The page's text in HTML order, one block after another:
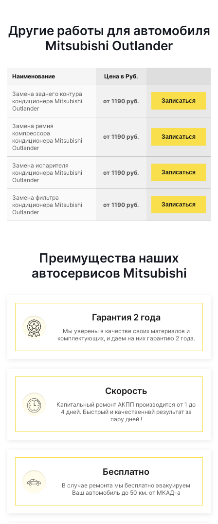
Другие работы для автомобиля
Mitsubishi Outlander
Наименование Цена в Руб.
Замена заднего контура
кондиционера Mitsubishi
Outlander
от 1190 руб. Записаться
Замена ремня
компрессора
кондиционера Mitsubishi
Outlander
от 1190 руб. Записаться
Замена испарителя
кондиционера Mitsubishi
Outlander
от 1190 руб. Записаться
Замена фильтра
кондиционера Mitsubishi
Outlander
от 1190 руб. Записаться
Преимущества наших
автосервисов Mitsubishi
Гарантия 2 года
Мы уверены в качестве своих материалов и
комплектующих, и даем на них гарантию 2 года.
Скорость
Капитальный ремонт АКПП производится от 1 до
4 дней. Быстрый и качественнвй результат за
пару дней !
Бесплатно
В случае ремонта мы бесплатно эвакуируем
Ваш автомобиль до 50 км. от МКАД-а